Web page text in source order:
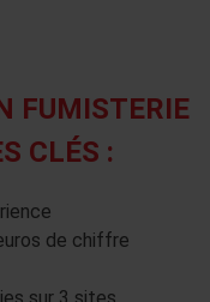
FUMISTERIE
CLÉS :
de chiffre
sur 3 sites